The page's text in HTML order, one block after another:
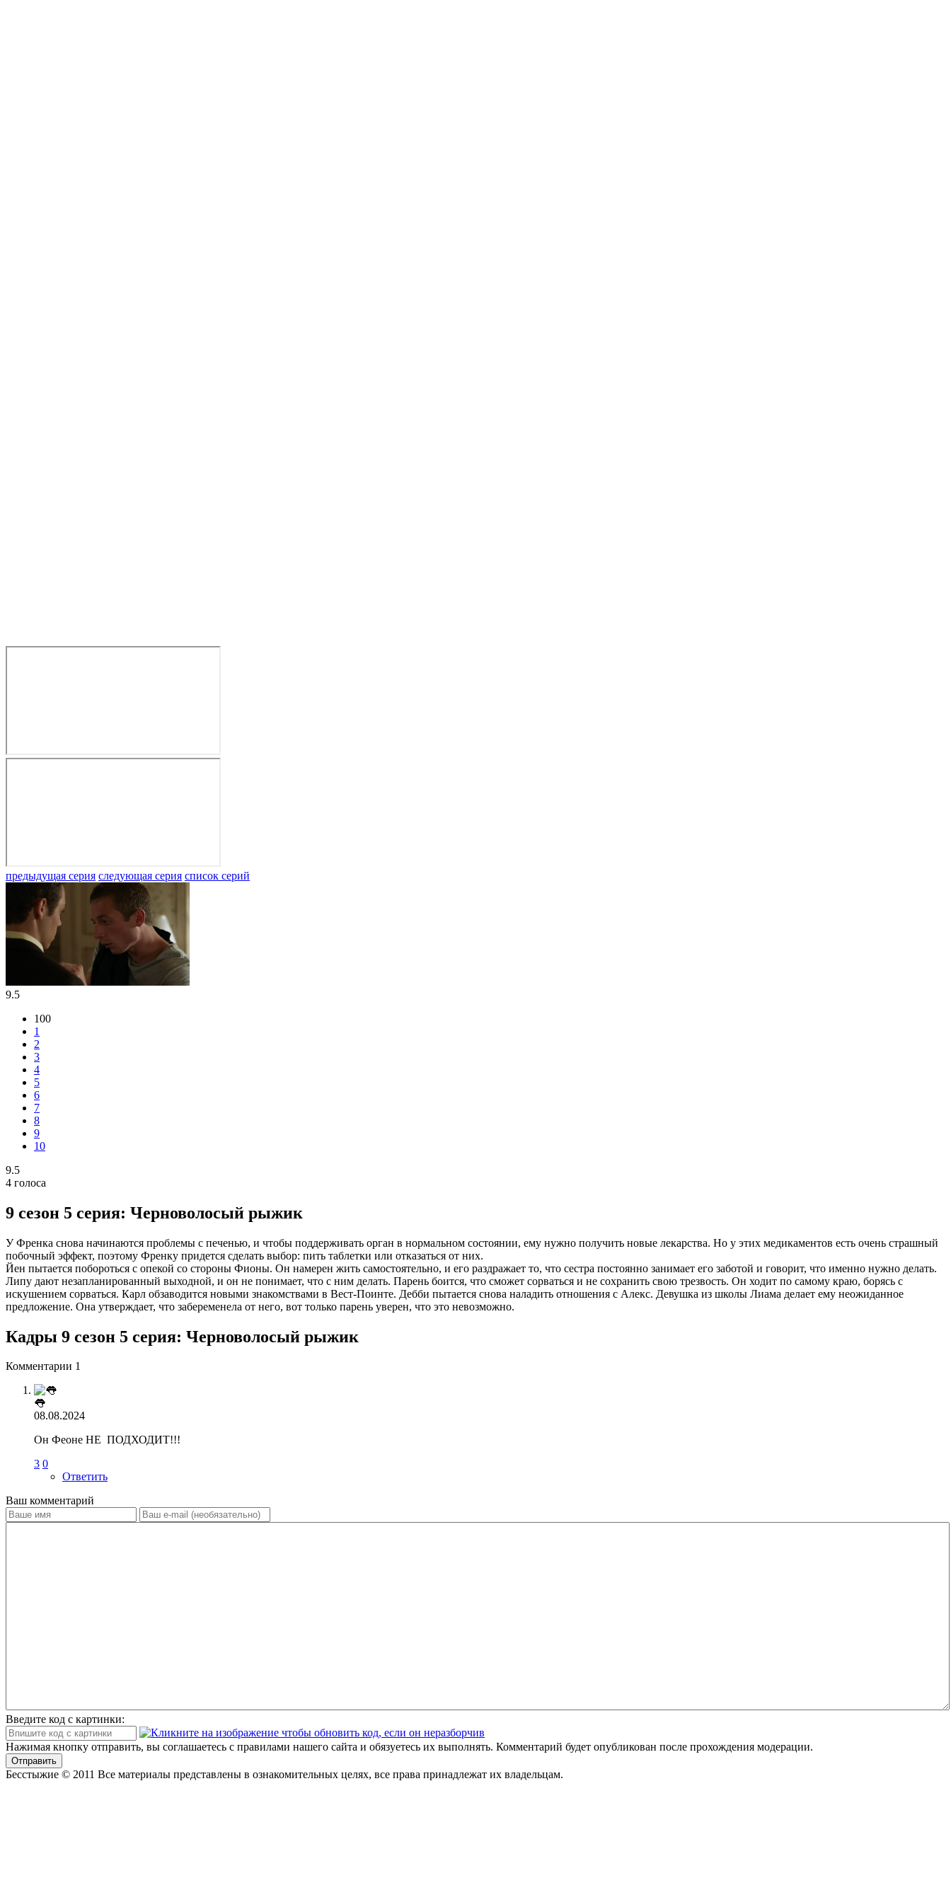
предыдущая серия следующая серия список серий
9.5
100
1
2
3
4
5
6
7
8
9
10
9.5
4 голоса
9 сезон 5 серия: Черноволосый рыжик
У Френка снова начинаются проблемы с печенью, и чтобы поддерживать орган в нормальном состоянии, ему нужно получить новые лекарства. Но у этих медикаментов есть очень страшный
побочный эффект, поэтому Френку придется сделать выбор: пить таблетки или отказаться от них.
Йен пытается побороться с опекой со стороны Фионы. Он намерен жить самостоятельно, и его раздражает то, что сестра постоянно занимает его заботой и говорит, что именно нужно делать.
Липу дают незапланированный выходной, и он не понимает, что с ним делать. Парень боится, что сможет сорваться и не сохранить свою трезвость. Он ходит по самому краю, борясь с
искушением сорваться. Карл обзаводится новыми знакомствами в Вест-Поинте. Дебби пытается снова наладить отношения с Алекс. Девушка из школы Лиама делает ему неожиданное
предложение. Она утверждает, что забеременела от него, вот только парень уверен, что это невозможно.
Кадры 9 сезон 5 серия: Черноволосый рыжик
Комментарии 1
👅
08.08.2024
Он Феоне НЕ ПОДХОДИТ!!!
3 0
Ответить
Ваш комментарий
Введите код с картинки:
Нажимая кнопку отправить, вы соглашаетесь с правилами нашего сайта и обязуетесь их выполнять. Комментарий будет опубликован после прохождения модерации.
Отправить
Бесстыжие © 2011 Все материалы представлены в ознакомительных целях, все права принадлежат их владельцам.